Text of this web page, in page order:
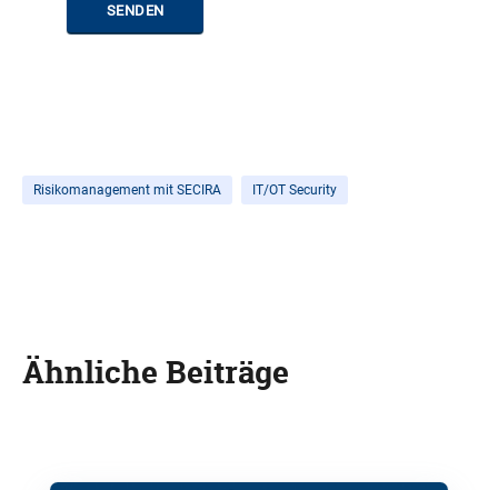
SENDEN
Risikomanagement mit SECIRA IT/OT Security
Ähnliche Beiträge